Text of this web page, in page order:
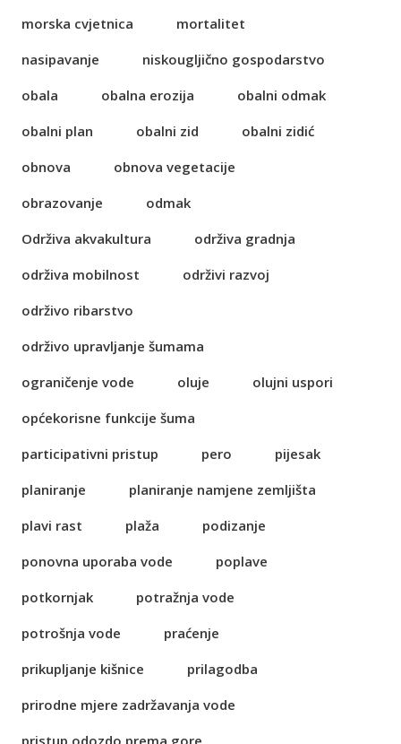
morska cvjetnica
mortalitet
nasipavanje
niskougljično gospodarstvo
obala
obalna erozija
obalni odmak
obalni plan
obalni zid
obalni zidić
obnova
obnova vegetacije
obrazovanje
odmak
Održiva akvakultura
održiva gradnja
održiva mobilnost
održivi razvoj
održivo ribarstvo
održivo upravljanje šumama
ograničenje vode
oluje
olujni uspori
općekorisne funkcije šuma
participativni pristup
pero
pijesak
planiranje
planiranje namjene zemljišta
plavi rast
plaža
podizanje
ponovna uporaba vode
poplave
potkornjak
potražnja vode
potrošnja vode
praćenje
prikupljanje kišnice
prilagodba
prirodne mjere zadržavanja vode
pristup odozdo prema gore